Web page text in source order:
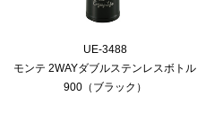
UE-3488
モンテ 2WAYダブルステンレスボトル
900（ブラック）